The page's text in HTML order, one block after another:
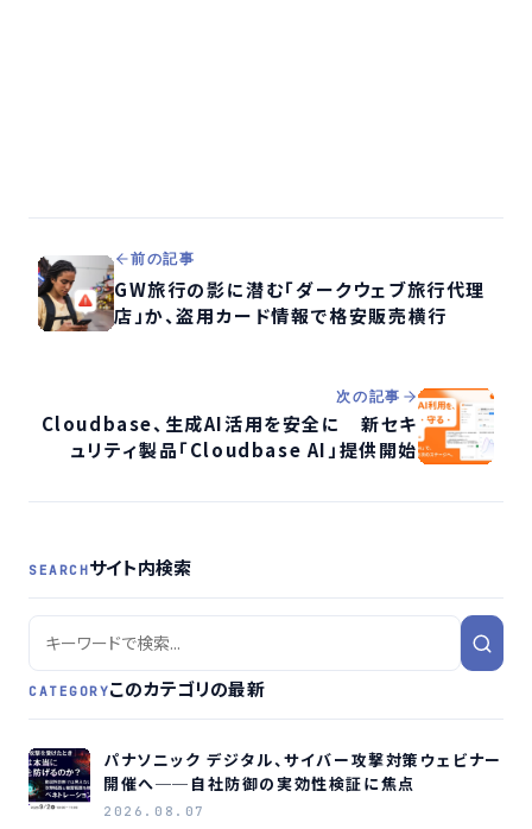
前の記事
GW旅行の影に潜む「ダークウェブ旅行代理
店」か、盗用カード情報で格安販売横行
次の記事
Cloudbase、生成AI活用を安全に 新セキ
ュリティ製品「Cloudbase AI」提供開始
SEARCHサイト内検索
CATEGORYこのカテゴリの最新
パナソニック デジタル、サイバー攻撃対策ウェビナー
開催へ──自社防御の実効性検証に焦点
2026.08.07